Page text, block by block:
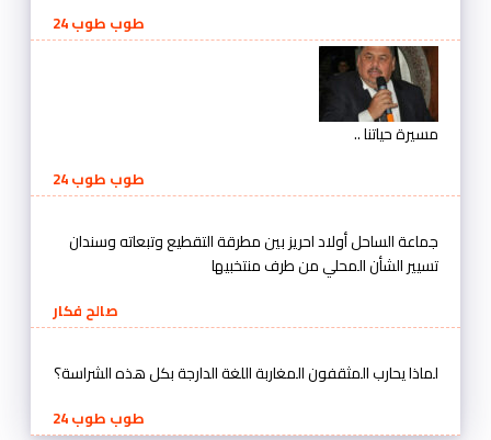
طوب طوب 24
مسيرة حياتنا ..
طوب طوب 24
جماعة الساحل أولاد احريز بين مطرقة التقطيع وتبعاته وسندان
تسيير الشأن المحلي من طرف منتخبيها
صالح فكار
لماذا يحارب المثقفون المغاربة اللغة الدارجة بكل هذه الشراسة؟
طوب طوب 24